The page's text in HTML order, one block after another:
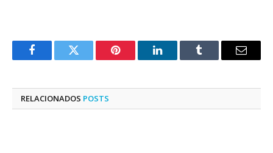
FacebookTwitter Pinterest LinkedInTumblr
E-
RELACIONADOS POSTS